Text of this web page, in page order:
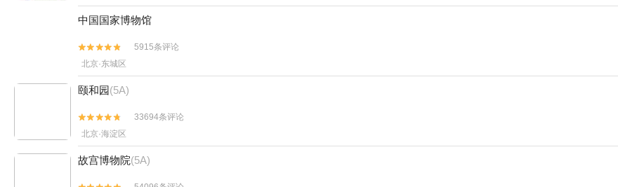
中国国家博物馆


5915条评论
北京·东城区
颐和园(5A)


33694条评论
北京·海淀区
故宫博物院(5A)